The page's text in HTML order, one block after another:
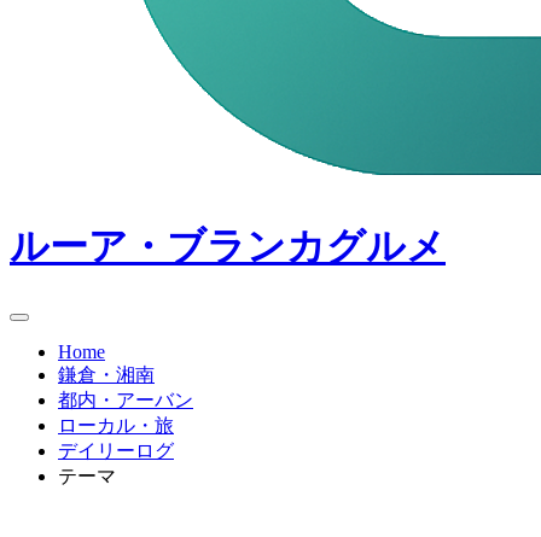
ルーア・ブランカグルメ
Home
鎌倉・湘南
都内・アーバン
ローカル・旅
デイリーログ
テーマ